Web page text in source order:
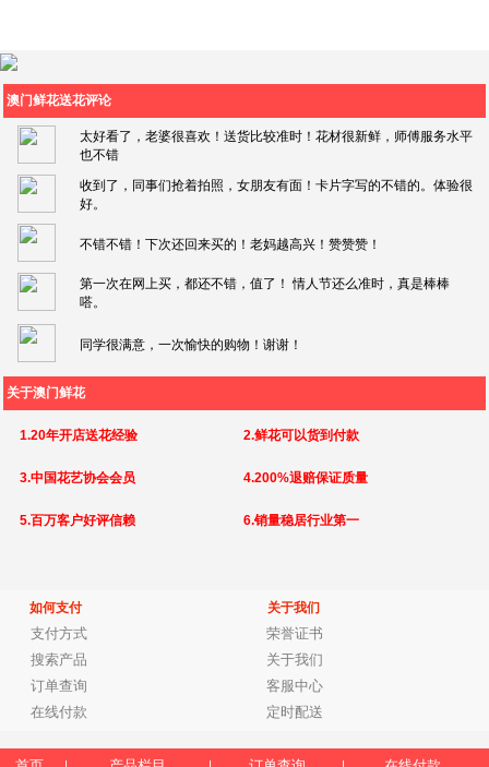
澳门鲜花送花评论
太好看了，老婆很喜欢！送货比较准时！花材很新鲜，师傅服务水平
也不错
收到了，同事们抢着拍照，女朋友有面！卡片字写的不错的。体验很
好。
不错不错！下次还回来买的！老妈越高兴！赞赞赞！
第一次在网上买，都还不错，值了！ 情人节还么准时，真是棒棒
嗒。
同学很满意，一次愉快的购物！谢谢！
关于澳门鲜花
1.20年开店送花经验 2.鲜花可以货到付款
3.中国花艺协会会员 4.200%退赔保证质量
5.百万客户好评信赖 6.销量稳居行业第一
如何支付 关于我们
支付方式
荣誉证书
搜索产品
关于我们
订单查询
客服中心
在线付款
定时配送